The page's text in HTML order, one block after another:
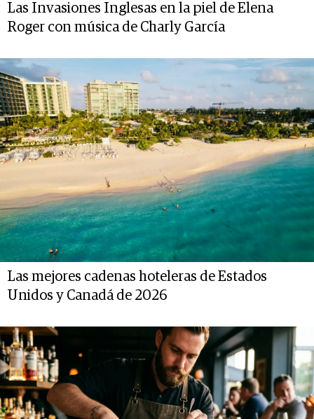
Las Invasiones Inglesas en la piel de Elena
Roger con música de Charly García
Las mejores cadenas hoteleras de Estados
Unidos y Canadá de 2026